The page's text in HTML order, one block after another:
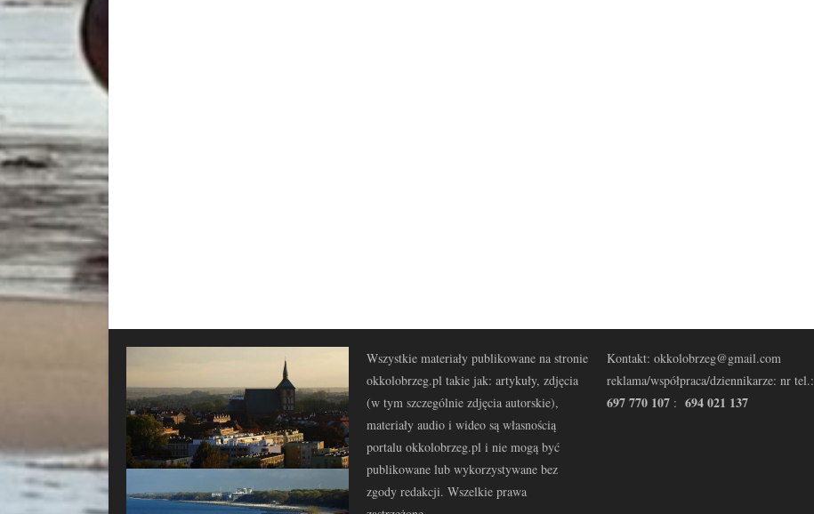
Wszystkie materiały publikowane na stronie
okkolobrzeg.pl takie jak: artykuły, zdjęcia
(w tym szczególnie zdjęcia autorskie),
materiały audio i wideo są własnością
portalu okkolobrzeg.pl i nie mogą być
publikowane lub wykorzystywane bez
zgody redakcji. Wszelkie prawa
Kontakt: okkolobrzeg@gmail.com
reklama/współpraca/dziennikarze: nr tel.:
697 770 107 : 694 021 137